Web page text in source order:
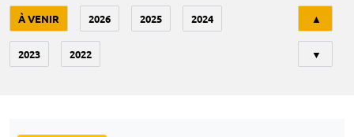
À VENIR 2026 2025 2024
2023 2022
▲
▼